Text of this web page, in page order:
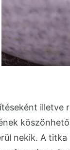
nekik. A